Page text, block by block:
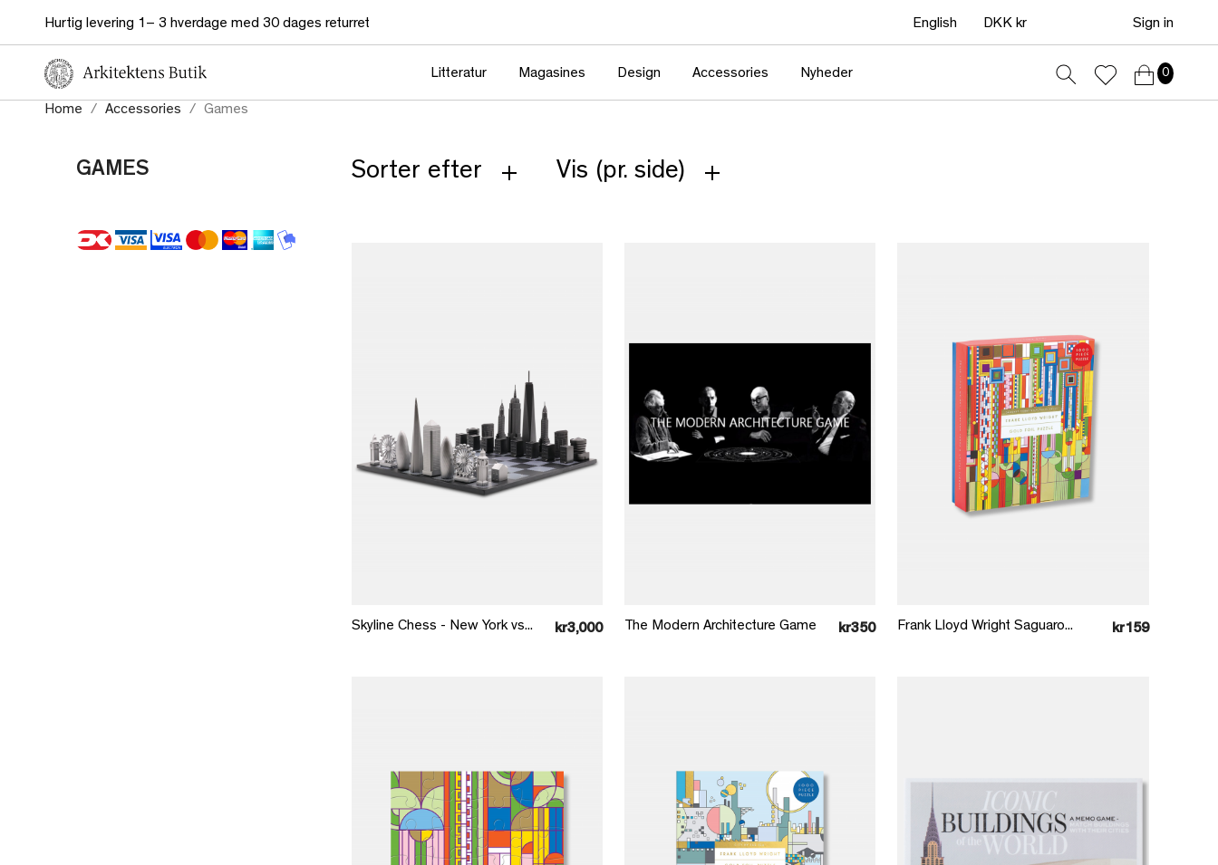
Hurtig levering 1– 3 hverdage med 30 dages returret English DKK kr Sign in
Litteratur Magasines Design Accessories Nyheder 0
Home Accessories Games
GAMES Sorter efter Vis (pr. side)
Skyline Chess - New York vs... kr3,000 The Modern Architecture Game kr350 Frank Lloyd Wright Saguaro... kr159